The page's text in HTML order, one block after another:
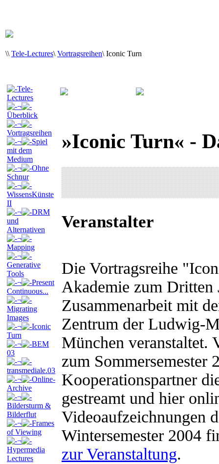
\\ Tele-Lectures\ Vortragsreihen\ Iconic Turn
Tele-
Lectures
¬
Überblick
¬
Vortragsreihen
¬
Spiel
mit dem
Medium
¬
Ohne
Schnur
¬
WissensKünste
II
¬
DRM
und
Alternativen
¬
Mapping
¬
Generative
Tools
¬
Present
Continuous...
¬
Migrating
Images
¬
Iconic
Turn
¬
BEM
03
¬
transmediale.03
¬
Online-
Archive
¬
Bildersturm &
Bilderflut
¬
Frames
of Viewing
¬
Hypermedia
Lectures
»Iconic Turn« -
Veranstalter
Die Vortragsreihe
Akademie zum Dritten
Zusammenarbeit mit
Zentrum der Ludwig-
München veranstaltet.
zum Sommersemester
Kooperationspartner
gestreamt und hier
Videoaufzeichnungen
Wintersemester 2004
zur Veranstaltung.